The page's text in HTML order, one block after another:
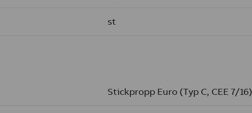
st
Stickpropp Euro (Typ C, CEE 7/16)